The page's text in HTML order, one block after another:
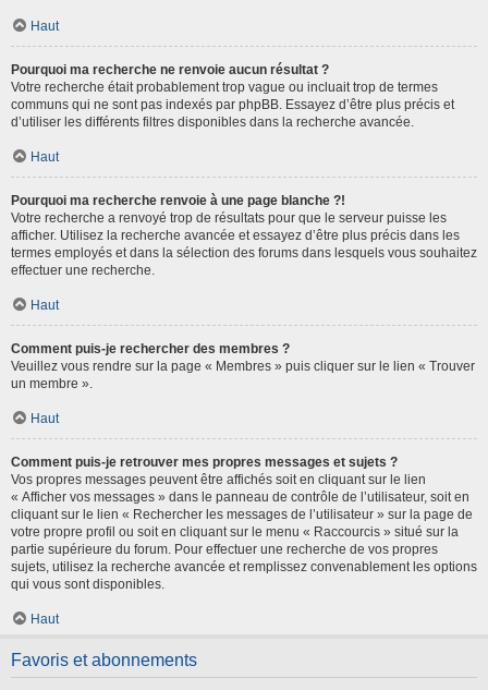
Haut
Pourquoi ma recherche ne renvoie aucun résultat ?
Votre recherche était probablement trop vague ou incluait trop de termes
communs qui ne sont pas indexés par phpBB. Essayez d’être plus précis et
d’utiliser les différents filtres disponibles dans la recherche avancée.
Haut
Pourquoi ma recherche renvoie à une page blanche ?!
Votre recherche a renvoyé trop de résultats pour que le serveur puisse les
afficher. Utilisez la recherche avancée et essayez d’être plus précis dans les
termes employés et dans la sélection des forums dans lesquels vous souhaitez
effectuer une recherche.
Haut
Comment puis-je rechercher des membres ?
Veuillez vous rendre sur la page « Membres » puis cliquer sur le lien « Trouver
un membre ».
Haut
Comment puis-je retrouver mes propres messages et sujets ?
Vos propres messages peuvent être affichés soit en cliquant sur le lien
« Afficher vos messages » dans le panneau de contrôle de l’utilisateur, soit en
cliquant sur le lien « Rechercher les messages de l’utilisateur » sur la page de
votre propre profil ou soit en cliquant sur le menu « Raccourcis » situé sur la
partie supérieure du forum. Pour effectuer une recherche de vos propres
sujets, utilisez la recherche avancée et remplissez convenablement les options
qui vous sont disponibles.
Haut
Favoris et abonnements